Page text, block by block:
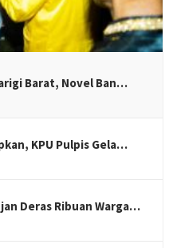
Barat, Novel Ban…
KPU Pulpis Gela…
Deras Ribuan Warga…